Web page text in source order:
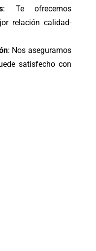
: Te ofrecemos
relación calidad-
: Nos aseguramos
satisfecho con